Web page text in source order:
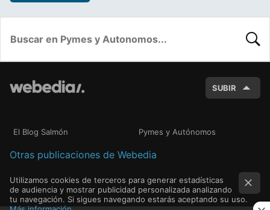
SUBIR
El Blog Salmón Pymes y Autónomos
Otras publicaciones de Webedia
Utilizamos cookies de terceros para generar estadísticas
de audiencia y mostrar publicidad personalizada analizando
tu navegación. Si sigues navegando estarás aceptando su uso.